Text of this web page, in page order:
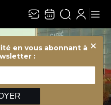
en vous abonnant à
: